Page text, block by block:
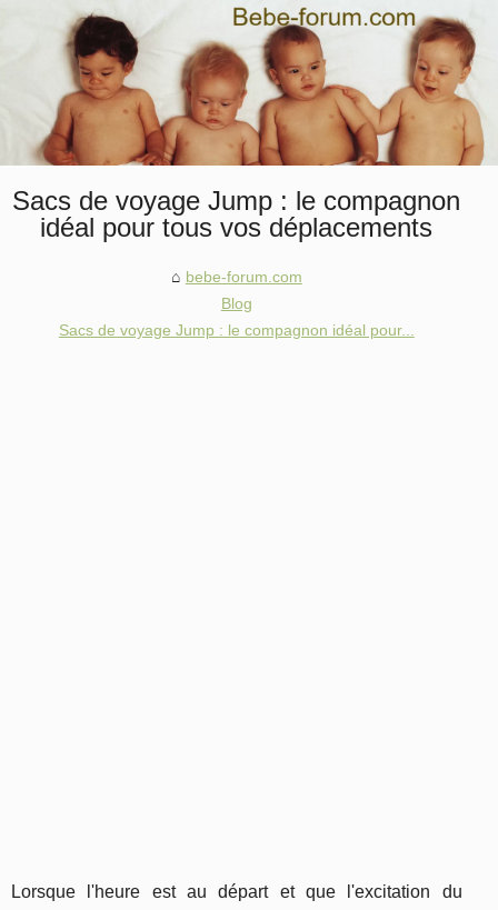
Sacs de voyage Jump : le compagnon
idéal pour tous vos déplacements
bebe-forum.com
Blog
Sacs de voyage Jump : le compagnon idéal pour...
Lorsque l'heure est au départ et que l'excitation du